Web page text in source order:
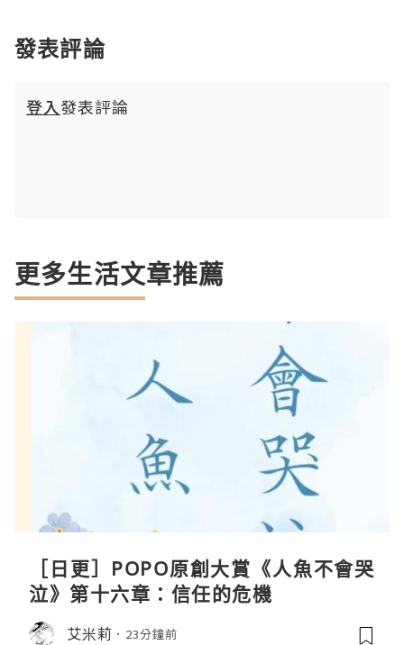
發表評論
登入發表評論
更多生活文章推薦
［日更］POPO原創大賞《人魚不會哭
泣》第十六章：信任的危機
艾米莉 23分鐘前